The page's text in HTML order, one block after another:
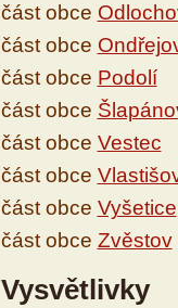
část obce
část obce
část obce Podolí
část obce
část obce Vestec
část obce
část obce Vyšetice
část obce Zvěstov
Vysvětlivky